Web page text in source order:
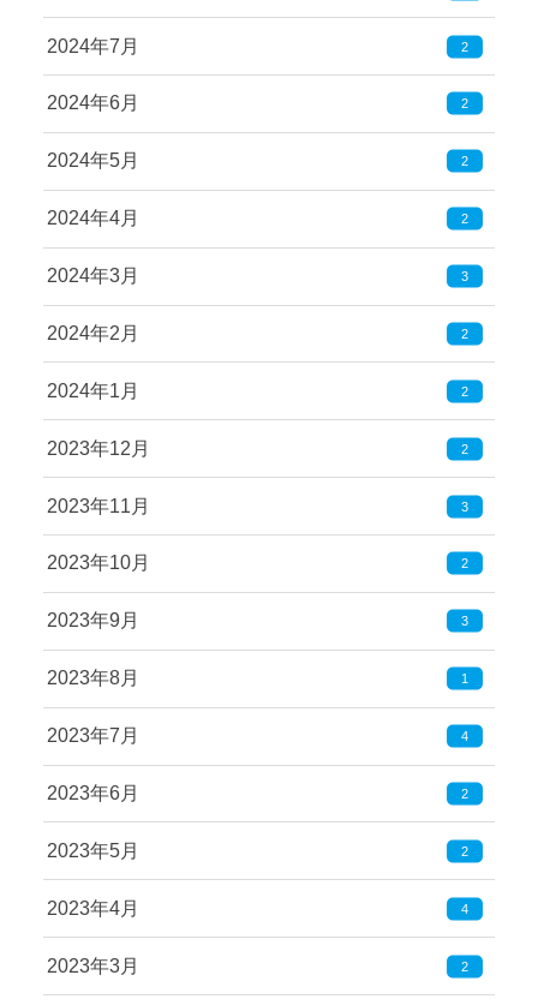
2024年7月 2
2024年6月 2
2024年5月 2
2024年4月 2
2024年3月 3
2024年2月 2
2024年1月 2
2023年12月 2
2023年11月 3
2023年10月 2
2023年9月 3
2023年8月 1
2023年7月 4
2023年6月 2
2023年5月 2
2023年4月 4
2023年3月 2